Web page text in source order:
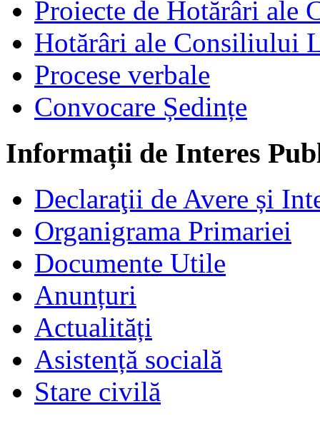
Proiecte de Hotărâri ale
Hotărâri ale Consiliului
Procese verbale
Convocare Ședințe
Informații de Interes
Declaraţii de Avere și
Organigrama Primariei
Documente Utile
Anunțuri
Actualități
Asistență socială
Stare civilă